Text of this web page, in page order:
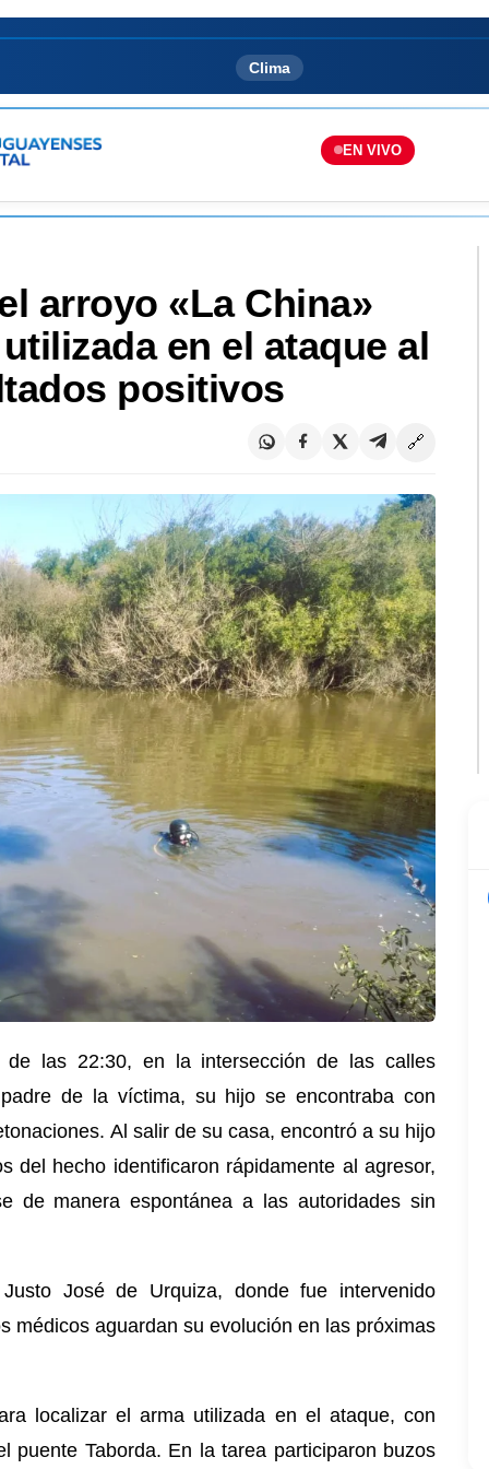
Clima
EN VIVO
arroyo «La China»
en el ataque al
positivos
🔗
de las 22:30, en la intersección de las calles
de la víctima, su hijo se encontraba con
Al salir de su casa, encontró a su hijo
del hecho identificaron rápidamente al agresor,
de manera espontánea a las autoridades sin
José de Urquiza, donde fue intervenido
médicos aguardan su evolución en las próximas
localizar el arma utilizada en el ataque, con
puente Taborda. En la tarea participaron buzos